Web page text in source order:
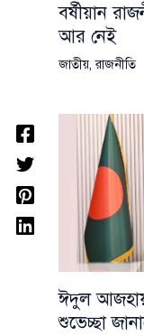
বর্ষীয়ান
আর নেই
জাতীয়,রাজনীতি
ঈদুল আজহায়
শুভেচ্ছা